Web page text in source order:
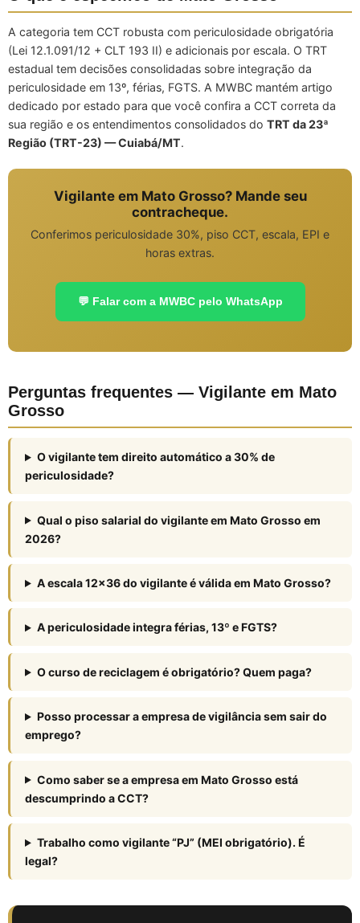
A categoria tem CCT robusta com periculosidade obrigatória
(Lei 12.1.091/12 + CLT 193 II) e adicionais por escala. O TRT
estadual tem decisões consolidadas sobre integração da
periculosidade em 13º, férias, FGTS. A MWBC mantém artigo
dedicado por estado para que você confira a CCT correta da
sua região e os entendimentos consolidados do TRT da 23ª
Região (TRT-23) — Cuiabá/MT.
Vigilante em Mato Grosso? Mande seu
contracheque.
Conferimos periculosidade 30%, piso CCT, escala, EPI e
horas extras.
💬 Falar com a MWBC pelo WhatsApp
Perguntas frequentes — Vigilante em Mato
Grosso
O vigilante tem direito automático a 30% de
periculosidade?
Qual o piso salarial do vigilante em Mato Grosso em
2026?
A escala 12×36 do vigilante é válida em Mato Grosso?
A periculosidade integra férias, 13º e FGTS?
O curso de reciclagem é obrigatório? Quem paga?
Posso processar a empresa de vigilância sem sair do
emprego?
Como saber se a empresa em Mato Grosso está
descumprindo a CCT?
Trabalho como vigilante “PJ” (MEI obrigatório). É
legal?